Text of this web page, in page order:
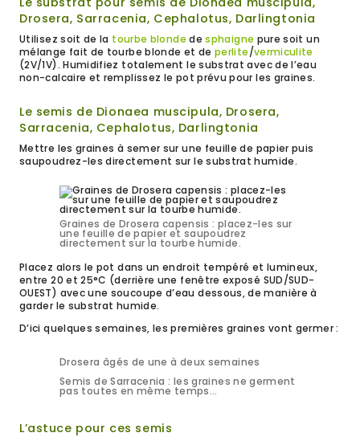
Drosera, Sarracenia, Cephalotus, Darlingtonia
Utilisez soit de la tourbe blonde desphaigne pure soit un
mélange fait de tourbe blonde et de perlite/vermiculite
(2V/1V). Humidifiez totalement le substrat avec de l’eau
non-calcaire et remplissez le pot prévu pour les graines.
Le semis de Dionaea muscipula, Drosera,
Sarracenia, Cephalotus, Darlingtonia
Mettre les graines à semer sur une feuille de papier puis
saupoudrez-les directement sur le substrat humide.
Graines de Drosera capensis : placez-les sur
une feuille de papier et saupoudrez
directement sur la tourbe humide.
Placez alors le pot dans un endroit tempéré et lumineux,
entre 20 et 25°C (derrière une fenêtre exposé SUD/SUD-
OUEST) avec une soucoupe d’eau dessous, de manière à
garder le substrat humide.
D’ici quelques semaines, les premières graines vont germer :
Drosera âgés de une à deux semaines
Semis de Sarracenia : les graines ne germent
pas toutes en même temps…
L’astuce pour ces semis